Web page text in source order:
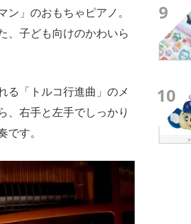
」のおもちゃピアノ。
、子ども向けのかわいら
る「トルコ行進曲」のメ
、右手と左手でしっかり
です。
9
10